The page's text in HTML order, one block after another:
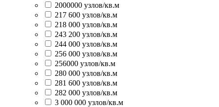
2000000 узлов/кв.м
217 600 узлов/кв.м
218 000 узлов/кв.м
243 200 узлов/кв.м
244 000 узлов/кв.м
256 000 узлов/кв.м
256000 узлов/кв.м
280 000 узлов/кв.м
281 600 узлов/кв.м
282 000 узлов/кв.м
3 000 000 узлов/кв.м